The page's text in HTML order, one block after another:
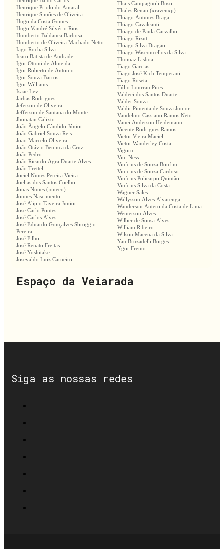
Henrique Priolo do Amaral
Henrique Simões de Oliveira
Hugo da Costa Gomes
Hugo Vandré Silvério Rios
Humberto Baldanca Barbosa
Humberto de Oliveira Machado Netto
Iago Rocha Silva
Icaro Batista de Andrade
Igor Ottoni de Almeida
Igor Roberto de Antonio
Igor Souza Barros
Igor Williams
Isaac Levi
Jarbas Rodrigues
Jeferson de Oliveira
Jefferson de Santana do Monte
Jhonatan Calixto
João Ângelo Cândido Júnior
João Gabriel Souza Reis
Joao Marcelo Oliveira
João Otávio Beninca da Cruz
João Pedro
João Ricardo Agra Duarte Alves
João Trettel
Jociel Nunes Pereira Vieira
Joelias dos Santos Coelho
Jonas Nunes (joneco)
Jonnes Nascimento
José Alipio Taveira Junior
Jose Carlo Pontes
José Carlos Alves
José Eduardo Gonçalves Sbroggio
Pereira
José Filho
José Renato Freitas
José Yoshitake
Josevaldo Luiz Carneiro
Thais Campagnoli Buso
Thales Renan (xravenxp)
Thiago Antunes Braga
Thiago Cavalcanti
Thiago de Paula Carvalho
Thiago Rizuti
Thiago Silva Dragao
Thiago Wasconcellos da Silva
Thomaz Lisboa
Tiago Garcias
Tiago José Kich Temperani
Tiago Roseta
Túlio Lourran Pires
Valdeci dos Santos Duarte
Valder Souza
Valdir Pimenta de Souza Junior
Vandelmo Cassiano Ramos Neto
Vanei Anderson Heidemann
Vicente Rodrigues Ramos
Victor Vieira Maciel
Victor Wanderley Costa
Vigoru
Vini Ness
Vinícius de Souza Bonfim
Vinicius de Souza Cardoso
Vinícius Policarpo Quintão
Vinícius Silva da Costa
Wagner Sales
Wallysson Alves Alvarenga
Wanderson Antero da Costa de Lima
Wemerson Alves
Wilber de Sousa Alves
William Ribeiro
Wilson Macena da Silva
Yan Bruzadelli Borges
Ygor Fremo
Espaço da Veiarada
Siga as nossas redes